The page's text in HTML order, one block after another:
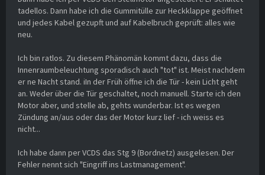
tadellos. Dann habe ich die Gummitülle zur Heckklappe geöffnet
und jedes Kabel gezupft und auf Kabelbruch geprüft: alles wie
neu.
Ich bin ratlos. Zu diesem Phänomän kommt dazu, dass die
Innenraumbeleuchtung sporadisch auch "tot" ist. Meist nachdem
er ne Nacht stand. iIn der Früh öffne ich die Tür - kein Licht geht
an. Weder über die Tür geschaltet, noch manuell. Starte ich den
Motor aber, und stelle ab, gehts wunderbar. Ist es wegen
Zündung an/aus oder das der Motor kurz lief - ich weiss es
nicht...
Ich habe dann per VCDS das Stg 9 (Bordnetz) ausgelesen. Der
Fehler nennt sich "Eingriff ins Lastmanagement".